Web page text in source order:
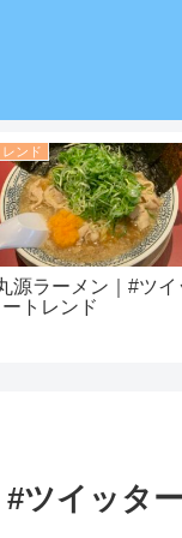
レンド
源ラーメン｜#ツイ
ートレンド
ツイッタ